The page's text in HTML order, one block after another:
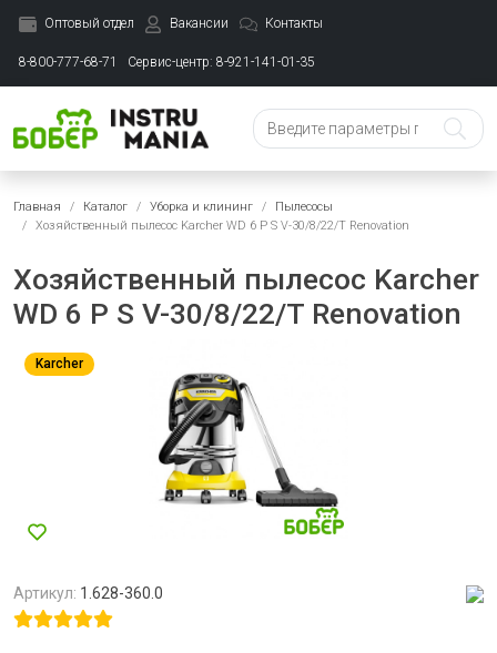
Оптовый отдел Вакансии Контакты
8-800-777-68-71 Сервис-центр: 8-921-141-01-35
Главная Каталог Уборка и клининг
Пылесосы
Хозяйственный пылесос Karcher WD 6 P S V-30/8/22/T Renovation
Хозяйственный пылесос Karcher
WD 6 P S V-30/8/22/T Renovation
Karcher
Артикул: 1.628-360.0